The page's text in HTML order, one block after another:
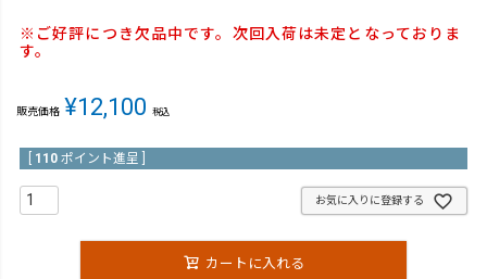
※ご好評につき欠品中です。次回入荷は未定となっておりま
す。
販売価格 ¥12,100 税込
110 ポイント進呈 ]
お気に入りに登録する
カートに入れる